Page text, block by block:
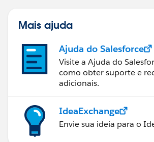
Mais ajuda
Ajuda do Salesforce
Visite a Ajuda do
como obter suporte e
adicionais.
IdeaExchange
Envie sua ideia para o